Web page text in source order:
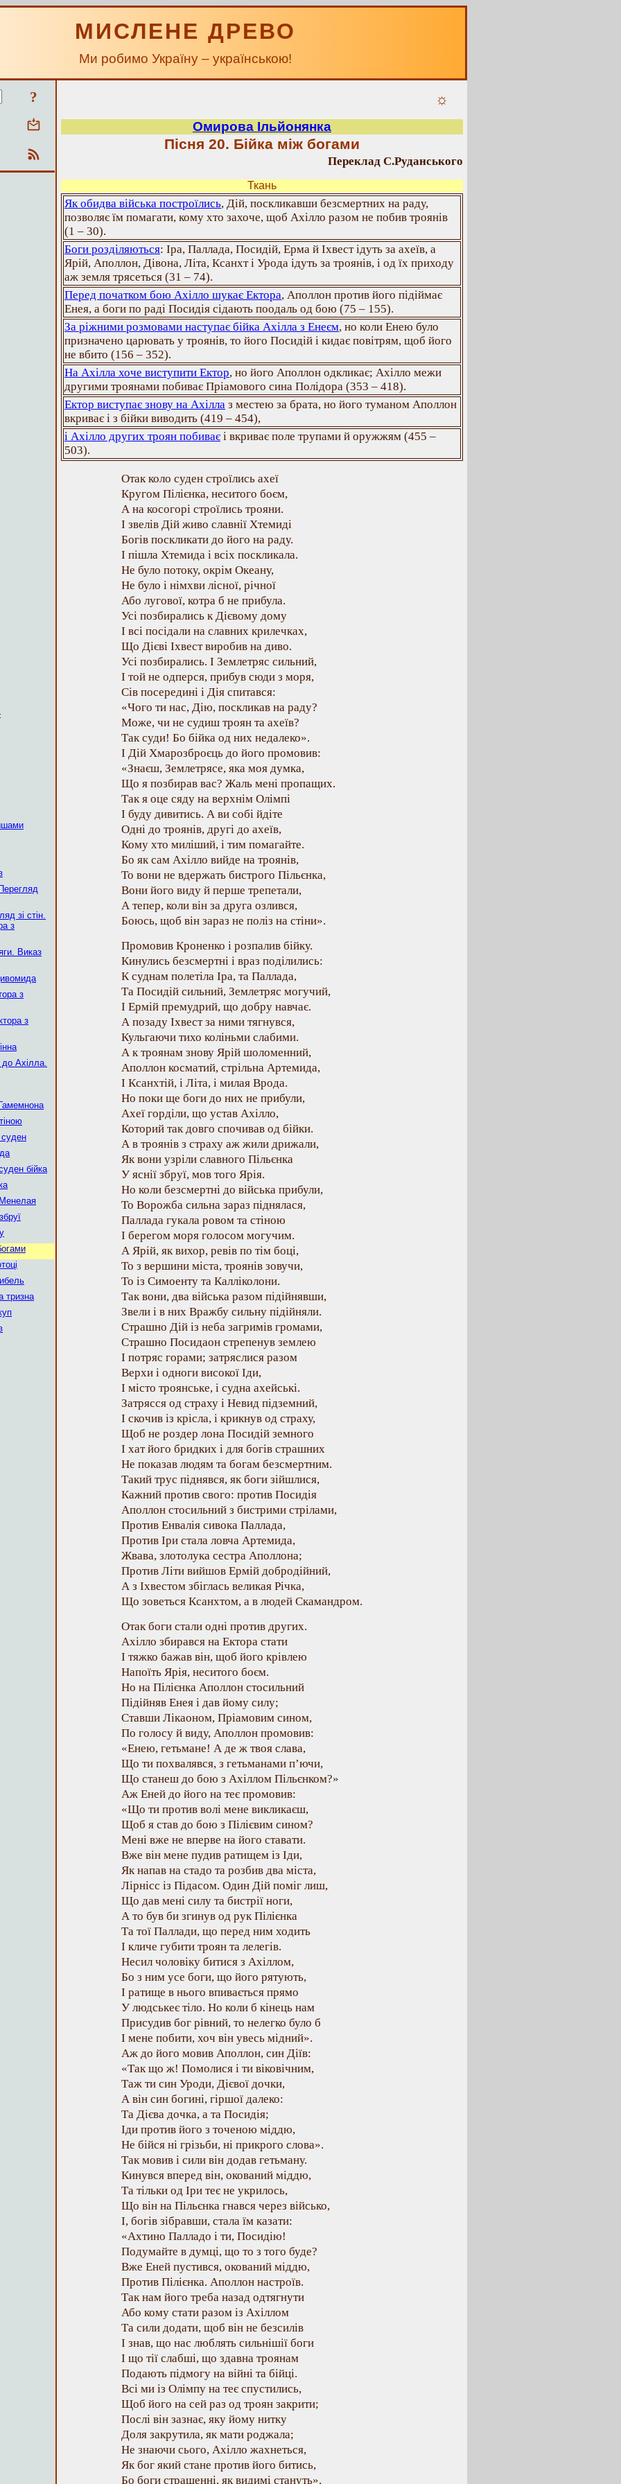
МИСЛЕНЕ ДРЕВО
Ми робимо Україну – українською!
?
зі стін.
з
Виказ
з
з
до Ахілла.
суден
бійка
тризна
☼
Омирова Ільйонянка
Пісня 20. Бійка між богами
Переклад С.Руданського
Ткань
Як обидва війська построїлись, Дій, поскликавши безсмертних на раду,
позволяє їм помагати, кому хто захоче, щоб Ахілло разом не побив троянів
(1 – 30).
Боги розділяються: Іра, Паллада, Посидій, Ерма й Іхвест ідуть за ахеїв, а
Ярій, Аполлон, Дівона, Літа, Ксанхт і Урода ідуть за троянів, і од їх приходу
аж земля трясеться (31 – 74).
Перед початком бою Ахілло шукає Ектора, Аполлон против його підіймає
Енея, а боги по раді Посидія сідають поодаль од бою (75 – 155).
За ріжними розмовами наступає бійка Ахілла з Енеєм, но коли Енею було
призначено царювать у троянів, то його Посидій і кидає повітрям, щоб його
не вбито (156 – 352).
На Ахілла хоче виступити Ектор, но його Аполлон одкликає; Ахілло межи
другими троянами побиває Пріамового сина Полідора (353 – 418).
Ектор виступає знову на Ахілла з местею за брата, но його туманом Аполлон
вкриває і з бійки виводить (419 – 454),
і Ахілло других троян побиває і вкриває поле трупами й оружжям (455 –
503).
Отак коло суден строїлись ахеї
Кругом Пілієнка, неситого боєм,
А на косогорі строїлись трояни.
І звелів Дій живо славнії Хтемиді
Богів поскликати до його на раду.
І пішла Хтемида і всіх поскликала.
Не було потоку, окрім Океану,
Не було і німхви лісної, річної
Або лугової, котра б не прибула.
Усі позбирались к Дієвому дому
І всі посідали на славних крилечках,
Що Дієві Іхвест виробив на диво.
Усі позбирались. І Землетряс сильний,
І той не одперся, прибув сюди з моря,
Сів посередині і Дія спитався:
«Чого ти нас, Дію, поскликав на раду?
Може, чи не судиш троян та ахеїв?
Так суди! Бо бійка од них недалеко».
І Дій Хмарозброєць до його промовив:
«Знаєш, Землетрясе, яка моя думка,
Що я позбирав вас? Жаль мені пропащих.
Так я оце сяду на верхнім Олімпі
І буду дивитись. А ви собі йдіте
Одні до троянів, другі до ахеїв,
Кому хто миліший, і тим помагайте.
Бо як сам Ахілло вийде на троянів,
То вони не вдержать бистрого Пільєнка,
Вони його виду й перше трепетали,
А тепер, коли він за друга озлився,
Боюсь, щоб він зараз не поліз на стіни».
Промовив Кроненко і розпалив бійку.
Кинулись безсмертні і враз поділились:
К суднам полетіла Іра, та Паллада,
Та Посидій сильний, Землетряс могучий,
І Ермій премудрий, що добру навчає.
А позаду Іхвест за ними тягнувся,
Кульгаючи тихо коліньми слабими.
А к троянам знову Ярій шоломенний,
Аполлон косматий, стрільна Артемида,
І Ксанхтій, і Літа, і милая Врода.
Но поки ще боги до них не прибули,
Ахеї горділи, що устав Ахілло,
Которий так довго спочивав од бійки.
А в троянів з страху аж жили дрижали,
Як вони узріли славного Пільєнка
У яснії збруї, мов того Ярія.
Но коли безсмертні до війська прибули,
То Ворожба сильна зараз піднялася,
Паллада гукала ровом та стіною
І берегом моря голосом могучим.
А Ярій, як вихор, ревів по тім боці,
То з вершини міста, троянів зовучи,
То із Симоенту та Калліколони.
Так вони, два війська разом підійнявши,
Звели і в них Вражбу сильну підійняли.
Страшно Дій із неба загримів громами,
Страшно Посидаон стрепенув землею
І потряс горами; затряслися разом
Верхи і одноги високої Іди,
І місто троянське, і судна ахейські.
Затрясся од страху і Невид підземний,
І скочив із крісла, і крикнув од страху,
Щоб не роздер лона Посидій земного
І хат його бридких і для богів страшних
Не показав людям та богам безсмертним.
Такий трус піднявся, як боги зійшлися,
Кажний против свого: против Посидія
Аполлон стосильний з бистрими стрілами,
Против Енвалія сивока Паллада,
Против Іри стала ловча Артемида,
Жвава, злотолука сестра Аполлона;
Против Літи вийшов Ермій добродійний,
А з Іхвестом збіглась великая Річка,
Що зоветься Ксанхтом, а в людей Скамандром.
Отак боги стали одні против других.
Ахілло збирався на Ектора стати
І тяжко бажав він, щоб його крівлею
Напоїть Ярія, неситого боєм.
Но на Пілієнка Аполлон стосильний
Підійняв Енея і дав йому силу;
Ставши Лікаоном, Пріамовим сином,
По голосу й виду, Аполлон промовив:
«Енею, гетьмане! А де ж твоя слава,
Що ти похвалявся, з гетьманами п’ючи,
Що станеш до бою з Ахіллом Пільєнком?»
Аж Еней до його на теє промовив:
«Що ти против волі мене викликаєш,
Щоб я став до бою з Пілієвим сином?
Мені вже не вперве на його ставати.
Вже він мене пудив ратищем із Іди,
Як напав на стадо та розбив два міста,
Лірнісс із Підасом. Один Дій поміг лиш,
Що дав мені силу та бистрії ноги,
А то був би згинув од рук Пілієнка
Та тої Паллади, що перед ним ходить
I кличе губити троян та лелегів.
Несил чоловіку битися з Ахіллом,
Бо з ним усе боги, що його рятують,
І ратище в нього впивається прямо
У людськеє тіло. Но коли б кінець нам
Присудив бог рівний, то нелегко було б
І мене побити, хоч він увесь мідний».
Аж до його мовив Аполлон, син Діїв:
«Так що ж! Помолися і ти віковічним,
Таж ти син Уроди, Дієвої дочки,
А він син богині, гіршої далеко:
Та Дієва дочка, а та Посидія;
Іди против його з точеною міддю,
Не бійся ні грізьби, ні прикрого слова».
Так мовив і сили він додав гетьману.
Кинувся вперед він, окований міддю,
Та тільки од Іри теє не укрилось,
Що він на Пільєнка гнався через військо,
І, богів зібравши, стала їм казати:
«Ахтино Палладо і ти, Посидію!
Подумайте в думці, що то з того буде?
Вже Еней пустився, окований міддю,
Против Пілієнка. Аполлон настроїв.
Так нам його треба назад одтягнути
Або кому стати разом із Ахіллом
Та сили додати, щоб він не безсилів
І знав, що нас люблять сильнішії боги
І що тії слабші, що здавна троянам
Подають підмогу на війні та бійці.
Всі ми із Олімпу на теє спустились,
Щоб його на сей раз од троян закрити;
Послі він зазнає, яку йому нитку
Доля закрутила, як мати роджала;
Не знаючи сього, Ахілло жахнеться,
Як бог який стане против його битись,
Бо боги страшенні, як видимі стануть».